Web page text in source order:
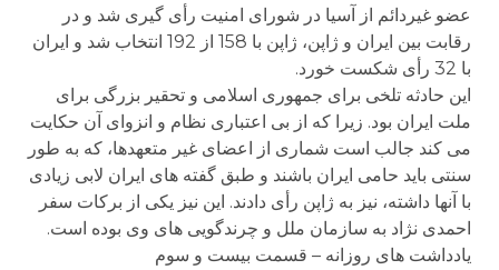
عضو غیردائم از آسیا در شورای امنیت رأی گیری شد و در
رقابت بین ایران و ژاپن، ژاپن با 158 از 192 انتخاب شد و ایران
با 32 رأی شکست خورد.
این حادثه تلخی برای جمهوری اسلامی و تحقیر بزرگی برای
ملت ایران بود. زیرا که از بی اعتباری نظام و انزوای آن حکایت
می کند جالب است شماری از اعضای غیر متعهدها، که به طور
سنتی باید حامی ایران باشند و طبق گفته های ایران لابی زیادی
با آنها داشته، نیز به ژاپن رأی دادند. این نیز یکی از برکات سفر
احمدی نژاد به سازمان ملل و چرندگویی های وی بوده است.
یادداشت های روزانه – قسمت بیست و سوم